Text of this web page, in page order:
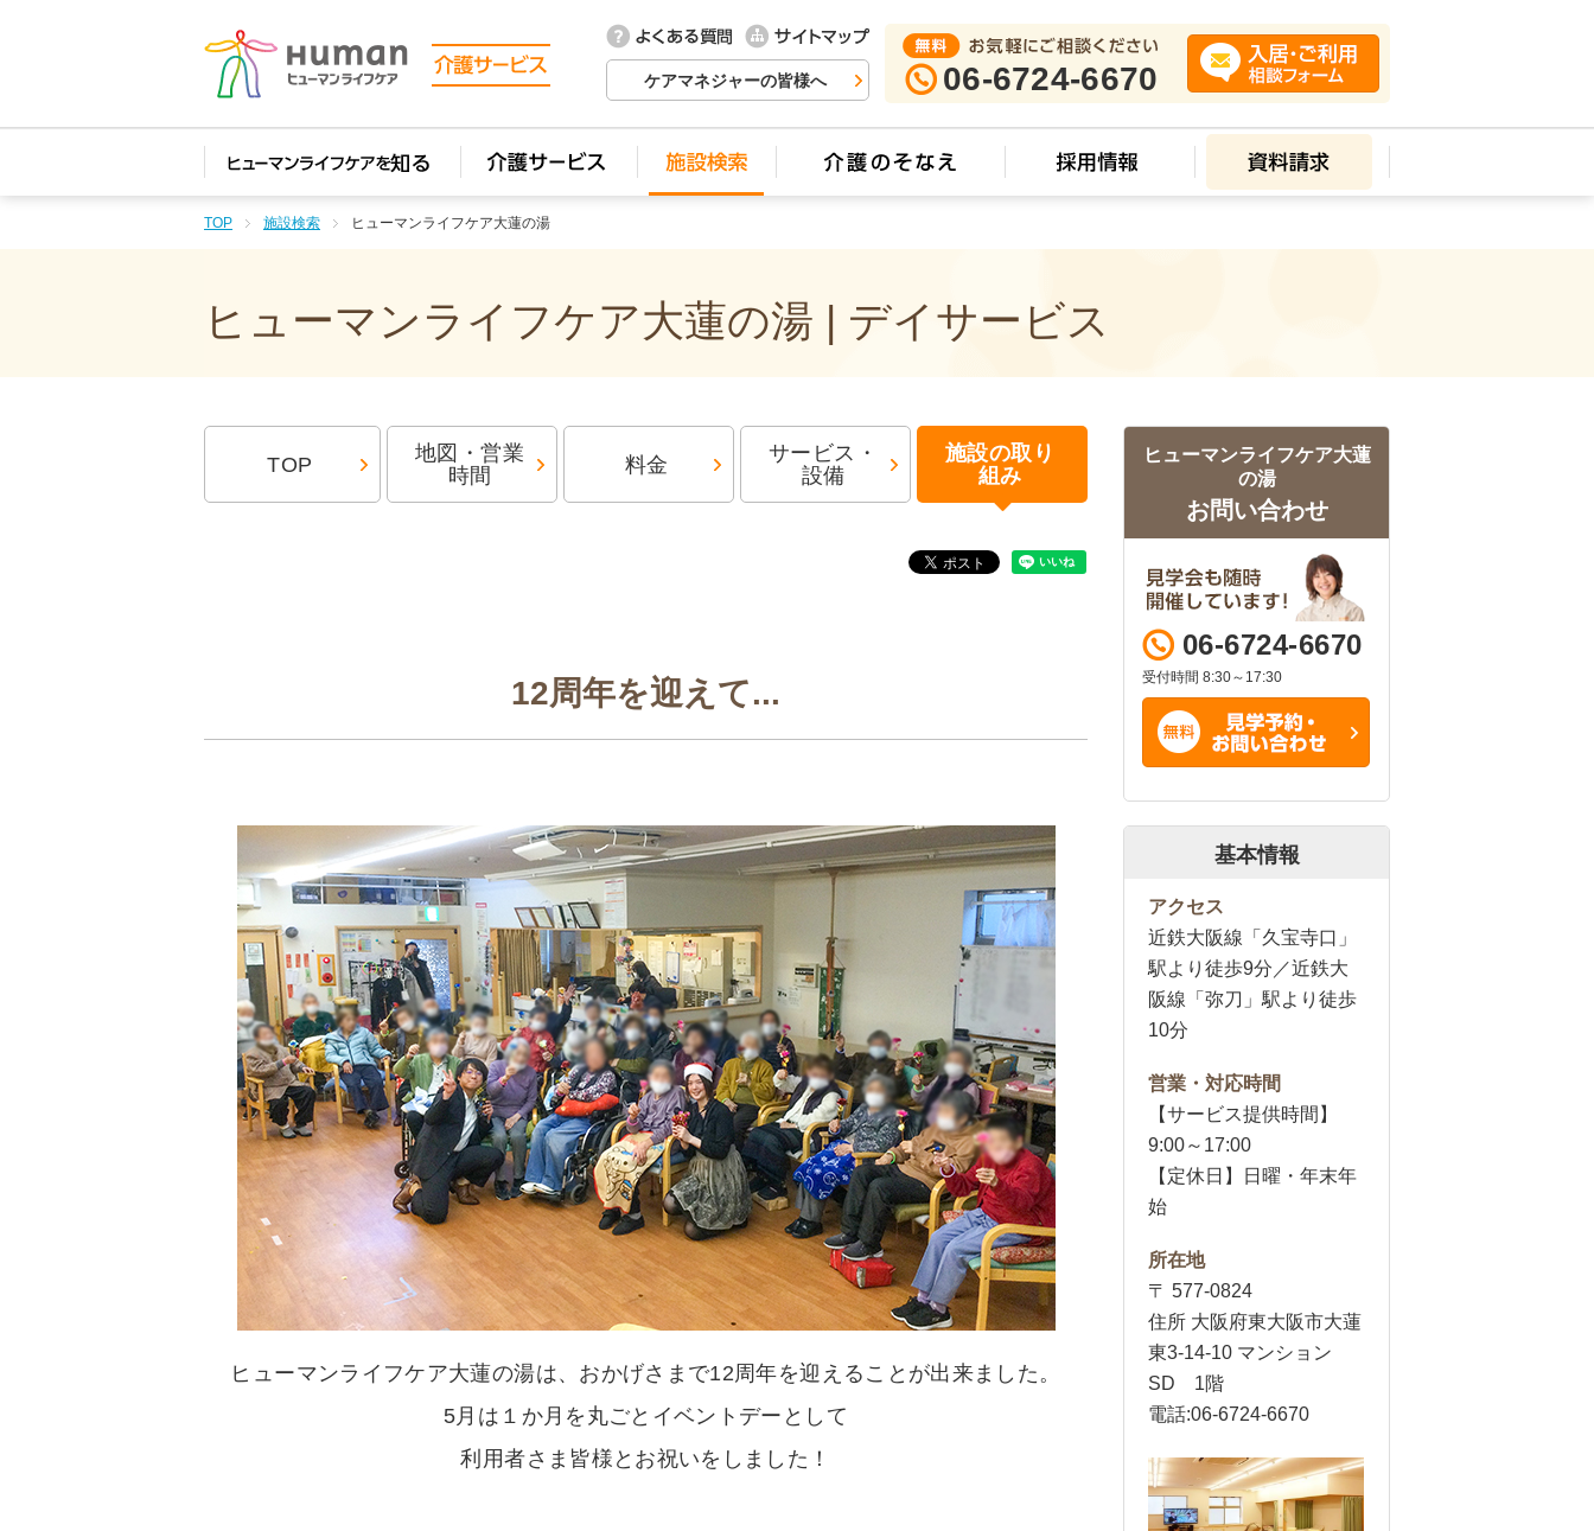
ケアマネジャーの皆様へ 06-6724-6670
TOP 施設検索 ヒューマンライフケア大蓮の湯
ヒューマンライフケア大蓮の湯 | デイサービス
TOP
地図・営業
時間
料金
サービス・
設備
施設の取り
組み
12周年を迎えて...
ヒューマンライフケア大蓮の湯は、おかげさまで12周年を迎えることが出来ました。
5月は１か月を丸ごとイベントデーとして
利用者さま皆様とお祝いをしました！
ヒューマンライフケア大蓮
の湯
お問い合わせ
06-6724-6670
受付時間 8:30～17:30
基本情報
アクセス
近鉄大阪線「久宝寺口」
駅より徒歩9分／近鉄大
阪線「弥刀」駅より徒歩
10分
営業・対応時間
【サービス提供時間】
9:00～17:00
【定休日】日曜・年末年
始
所在地
〒 577-0824
住所 大阪府東大阪市大蓮
東3-14-10 マンション
SD 1階
電話:06-6724-6670